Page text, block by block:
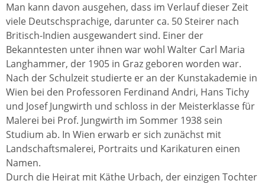
Man kann davon ausgehen, dass im Verlauf dieser Zeit
viele Deutschsprachige, darunter ca. 50 Steirer nach
Britisch-Indien ausgewandert sind. Einer der
Bekanntesten unter ihnen war wohl Walter Carl Maria
Langhammer, der 1905 in Graz geboren worden war.
Nach der Schulzeit studierte er an der Kunstakademie in
Wien bei den Professoren Ferdinand Andri, Hans Tichy
und Josef Jungwirth und schloss in der Meisterklasse für
Malerei bei Prof. Jungwirth im Sommer 1938 sein
Studium ab. In Wien erwarb er sich zunächst mit
Landschaftsmalerei, Portraits und Karikaturen einen
Namen.
Durch die Heirat mit Käthe Urbach, der einzigen Tochter